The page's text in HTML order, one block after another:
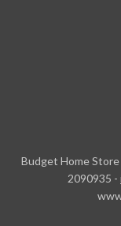
Budget Home
2090935 -